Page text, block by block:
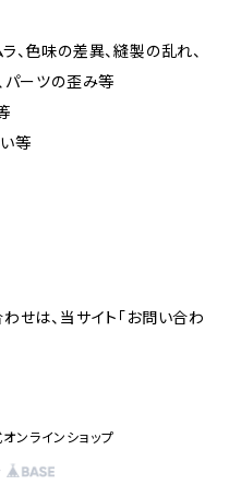
、色味の差異、縫製の乱れ、
パーツの歪み等
等
せは、当サイト「お問い合わ
ンラインショップ